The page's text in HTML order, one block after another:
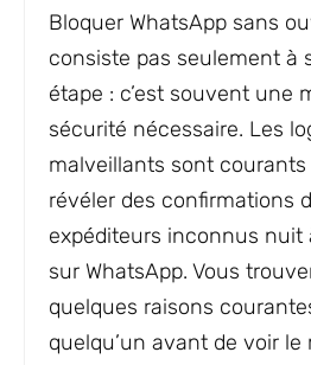
Bloquer WhatsApp sans
consiste pas seulement à
étape : c’est souvent une
sécurité nécessaire. Les
malveillants sont courants
révéler des confirmations
expéditeurs inconnus nuit
sur WhatsApp. Vous
quelques raisons
quelqu’un avant de voir le